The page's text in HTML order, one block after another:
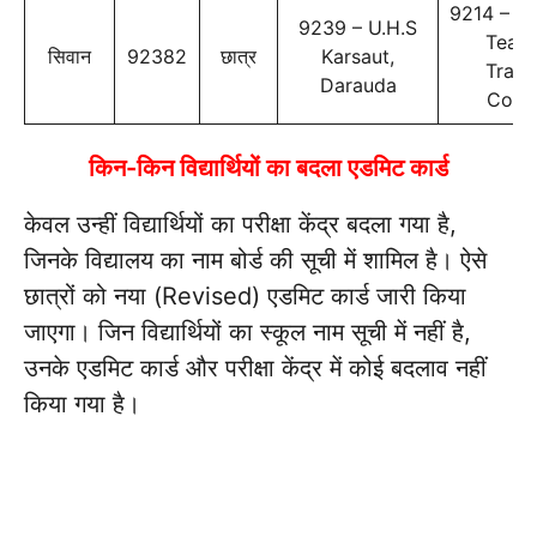
सिवान 92382 छात्र
9239 – U.H.S
Karsaut,
Darauda
9214 –
किन-किन विद्यार्थियों का बदला एडमिट कार्ड
केवल उन्हीं विद्यार्थियों का परीक्षा केंद्र बदला गया है,
जिनके विद्यालय का नाम बोर्ड की सूची में शामिल है। ऐसे
छात्रों को नया (Revised) एडमिट कार्ड जारी किया
जाएगा। जिन विद्यार्थियों का स्कूल नाम सूची में नहीं है,
उनके एडमिट कार्ड और परीक्षा केंद्र में कोई बदलाव नहीं
किया गया है।